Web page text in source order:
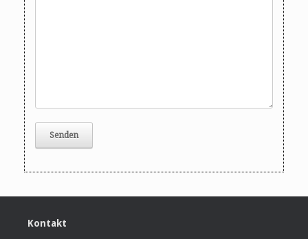
Kontakt